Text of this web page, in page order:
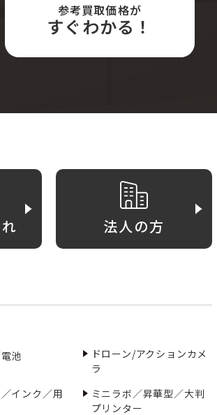
参考買取価格が
すぐわかる！
法人の方
池
ドローン/アクションカメ
ラ
インク／用
ミニラボ／昇華型／大判
プリンター